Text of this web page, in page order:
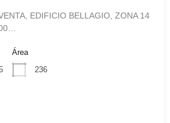
EDIFICIO BELLAGIO, ZONA 14
Área
236